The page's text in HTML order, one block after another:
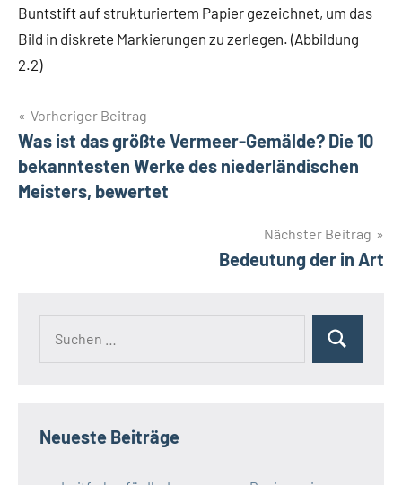
Buntstift auf strukturiertem Papier gezeichnet, um das
Bild in diskrete Markierungen zu zerlegen. (Abbildung
2.2)
Beitragsnavigation
Vorheriger Beitrag
Was ist das größte Vermeer-Gemälde? Die 10
bekanntesten Werke des niederländischen
Meisters, bewertet
Nächster Beitrag
Bedeutung der in Art
Neueste Beiträge